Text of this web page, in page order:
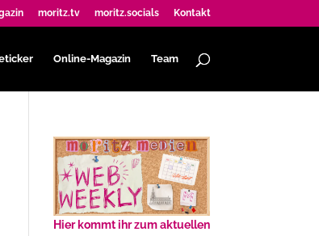
moritz.tv moritz.socials Kontakt
Online-Magazin Team
Hier kommt ihr zum aktuellen